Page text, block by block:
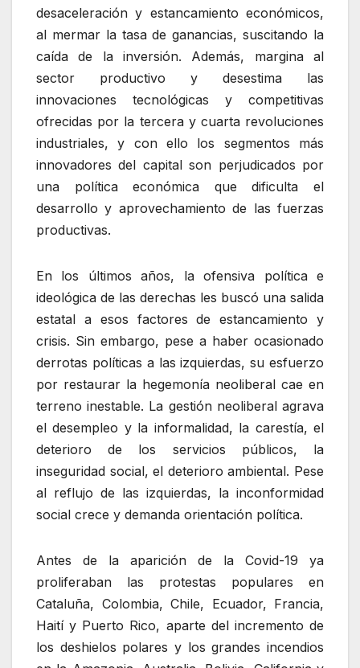
desaceleración y estancamiento económicos,
al mermar la tasa de ganancias, suscitando la
caída de la inversión. Además, margina al
sector productivo y desestima las
innovaciones tecnológicas y competitivas
ofrecidas por la tercera y cuarta revoluciones
industriales, y con ello los segmentos más
innovadores del capital son perjudicados por
una política económica que dificulta el
desarrollo y aprovechamiento de las fuerzas
productivas.
En los últimos años, la ofensiva política e
ideológica de las derechas les buscó una salida
estatal a esos factores de estancamiento y
crisis. Sin embargo, pese a haber ocasionado
derrotas políticas a las izquierdas, su esfuerzo
por restaurar la hegemonía neoliberal cae en
terreno inestable. La gestión neoliberal agrava
el desempleo y la informalidad, la carestía, el
deterioro de los servicios públicos, la
inseguridad social, el deterioro ambiental. Pese
al reflujo de las izquierdas, la inconformidad
social crece y demanda orientación política.
Antes de la aparición de la Covid-19 ya
proliferaban las protestas populares en
Cataluña, Colombia, Chile, Ecuador, Francia,
Haití y Puerto Rico, aparte del incremento de
los deshielos polares y los grandes incendios